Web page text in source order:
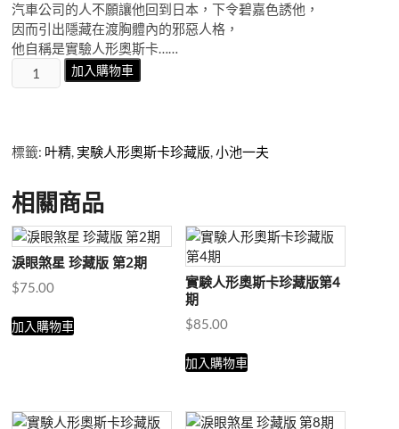
汽車公司的人不願讓他回到日本，下令碧嘉色誘他，
因而引出隱藏在渡胸體內的邪惡人格，
他自稱是實驗人形奧斯卡……
験
奧
珍
藏
版
第
1
數
加入購物車
標籤: 叶精, 実験人形奧斯卡珍藏版,小池一夫
相關商品
淚眼煞星 珍藏版 第2期
$75.00
加入購物車
實験人形奧斯卡珍藏版第4
期
$85.00
加入購物車